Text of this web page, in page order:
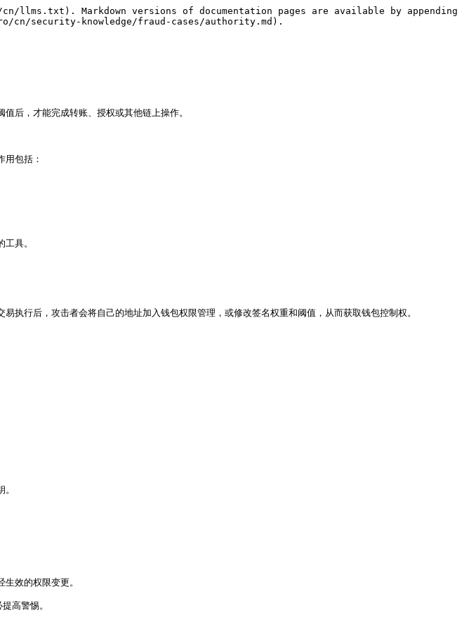
Markdown versions of documentation pages are available by appending
cn/security-knowledge/fraud-cases/authority.md).
后，才能完成转账、授权或其他链上操作。
用包括：
具。
执行后，攻击者会将自己的地址加入钱包权限管理，或修改签名权重和阈值，从而获取钱包控制权。
效的权限变更。
高警惕。